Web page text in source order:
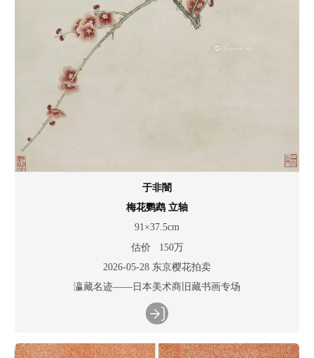
于非闇
梅花鹦鹉 立轴
91×37.5cm
估价 150万
2026-05-28 东京樱花拍卖
瀛藏名迹——日本美术商旧藏书画专场